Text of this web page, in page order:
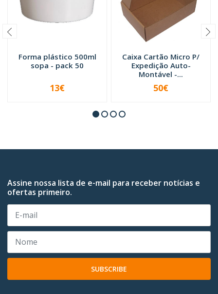
Forma plástico 500ml
sopa - pack 50
+
13€
Caixa Cartão Micro P/
Expedição Auto-
Montável -...
VER OPÇÕES
50€
Assine nossa lista de e-mail para receber notícias e
ofertas primeiro.
SUBSCRIBE